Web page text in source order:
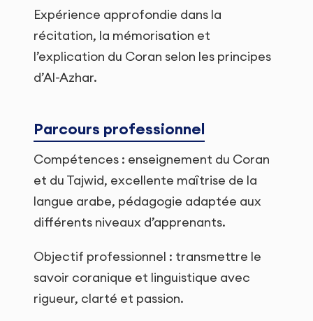
Expérience approfondie dans la
récitation, la mémorisation et
l’explication du Coran selon les principes
d’Al-Azhar.
Parcours professionnel
Compétences : enseignement du Coran
et du Tajwid, excellente maîtrise de la
langue arabe, pédagogie adaptée aux
différents niveaux d’apprenants.
Objectif professionnel : transmettre le
savoir coranique et linguistique avec
rigueur, clarté et passion.